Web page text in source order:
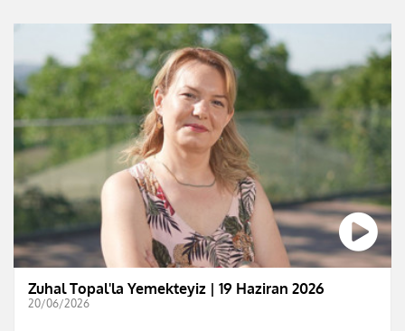
Zuhal Topal'la Yemekteyiz | 19 Haziran 2026
20/06/2026